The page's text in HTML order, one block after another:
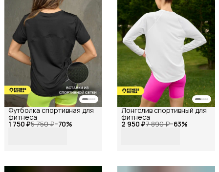
1 750 ₽5 750 ₽−70%
Футболка спортивная для
фитнеса
2 950 ₽7 890 ₽−63%
Лонгслив спортивный для
фитнеса